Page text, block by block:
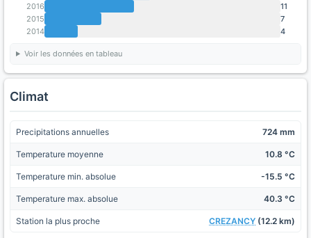
2016
11
2015
7
2014
4
Voir les données en tableau
Climat
Precipitations annuelles 724 mm
Temperature moyenne 10.8 °C
Temperature min. absolue -15.5 °C
Temperature max. absolue 40.3 °C
Station la plus proche CREZANCY (12.2 km)